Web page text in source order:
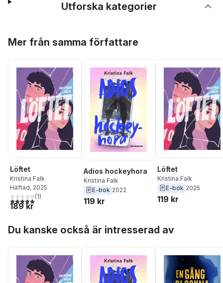
Utforska kategorier
Mer från samma författare
Löftet
Kristina Falk
Häftad, 2025
5,0utav 5 stjärnor. Totalt antal röster:
(1)
189 kr
Adios hockeyhora
Kristina Falk
E-bok 2022
119 kr
Löftet
Kristina Falk
E-bok 2025
119 kr
Du kanske också är intresserad av